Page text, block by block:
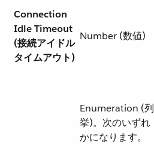
Connection
Idle Timeout
(接続アイドル
タイムアウト)
Number (数値)
Enumeration (列
挙)。次のいずれ
かになります。